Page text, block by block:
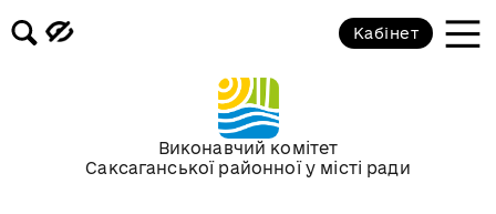
Виконавчий комітет
Саксаганської районної у місті ради
Кабінет
січня 2014 року
Засідання за 2013 рік